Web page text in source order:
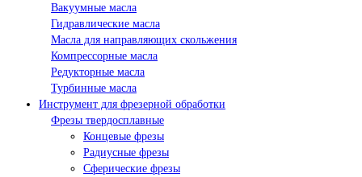
Вакуумные масла
Гидравлические масла
Масла для направляющих скольжения
Компрессорные масла
Редукторные масла
Турбинные масла
Инструмент для фрезерной обработки
Фрезы твердосплавные
Концевые фрезы
Радиусные фрезы
Сферические фрезы